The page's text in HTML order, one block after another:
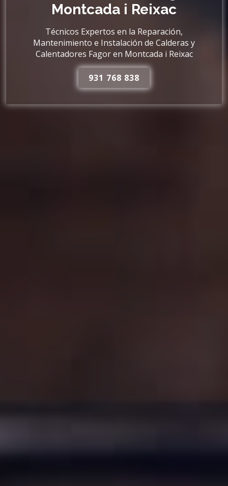
Montcada i Reixac
Técnicos Expertos en la Reparación,
Mantenimiento e Instalación de Calderas y
Calentadores Fagor en Montcada i Reixac
931 768 838